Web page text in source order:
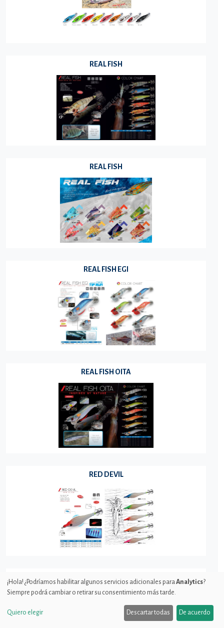
REAL FISH
REAL FISH
REAL FISH EGI
REAL FISH OITA
RED DEVIL
RED DEVIL GAVUN
¡Hola! ¿Podríamos habilitar algunos servicios adicionales paraAnalytics?
Siempre podrá cambiar o retirar su consentimiento más tarde.
Quiero elegir Descartar todas De acuerdo